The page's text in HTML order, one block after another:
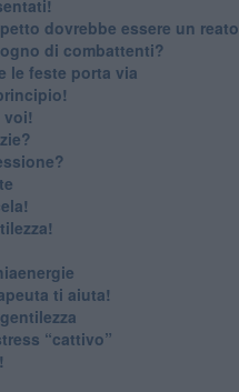
dovrebbe essere un reato
di combattenti?
le feste porta via
voi!
ti aiuta!
“cattivo”